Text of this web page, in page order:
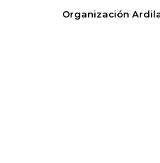
Organización